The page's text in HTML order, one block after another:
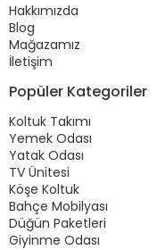
Hakkımızda
Blog
Mağazamız
İletişim
Popüler Kategoriler
Koltuk Takımı
Yemek Odası
Yatak Odası
TV Ünitesi
Köşe Koltuk
Bahçe Mobilyası
Düğün Paketleri
Giyinme Odası